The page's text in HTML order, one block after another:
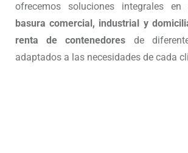
ofrecemos soluciones integrales en
basura comercial, industrial y
renta de contenedores de
adaptados a las necesidades de cada